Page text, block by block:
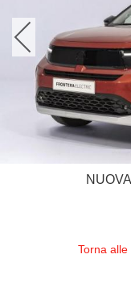
Torna alle